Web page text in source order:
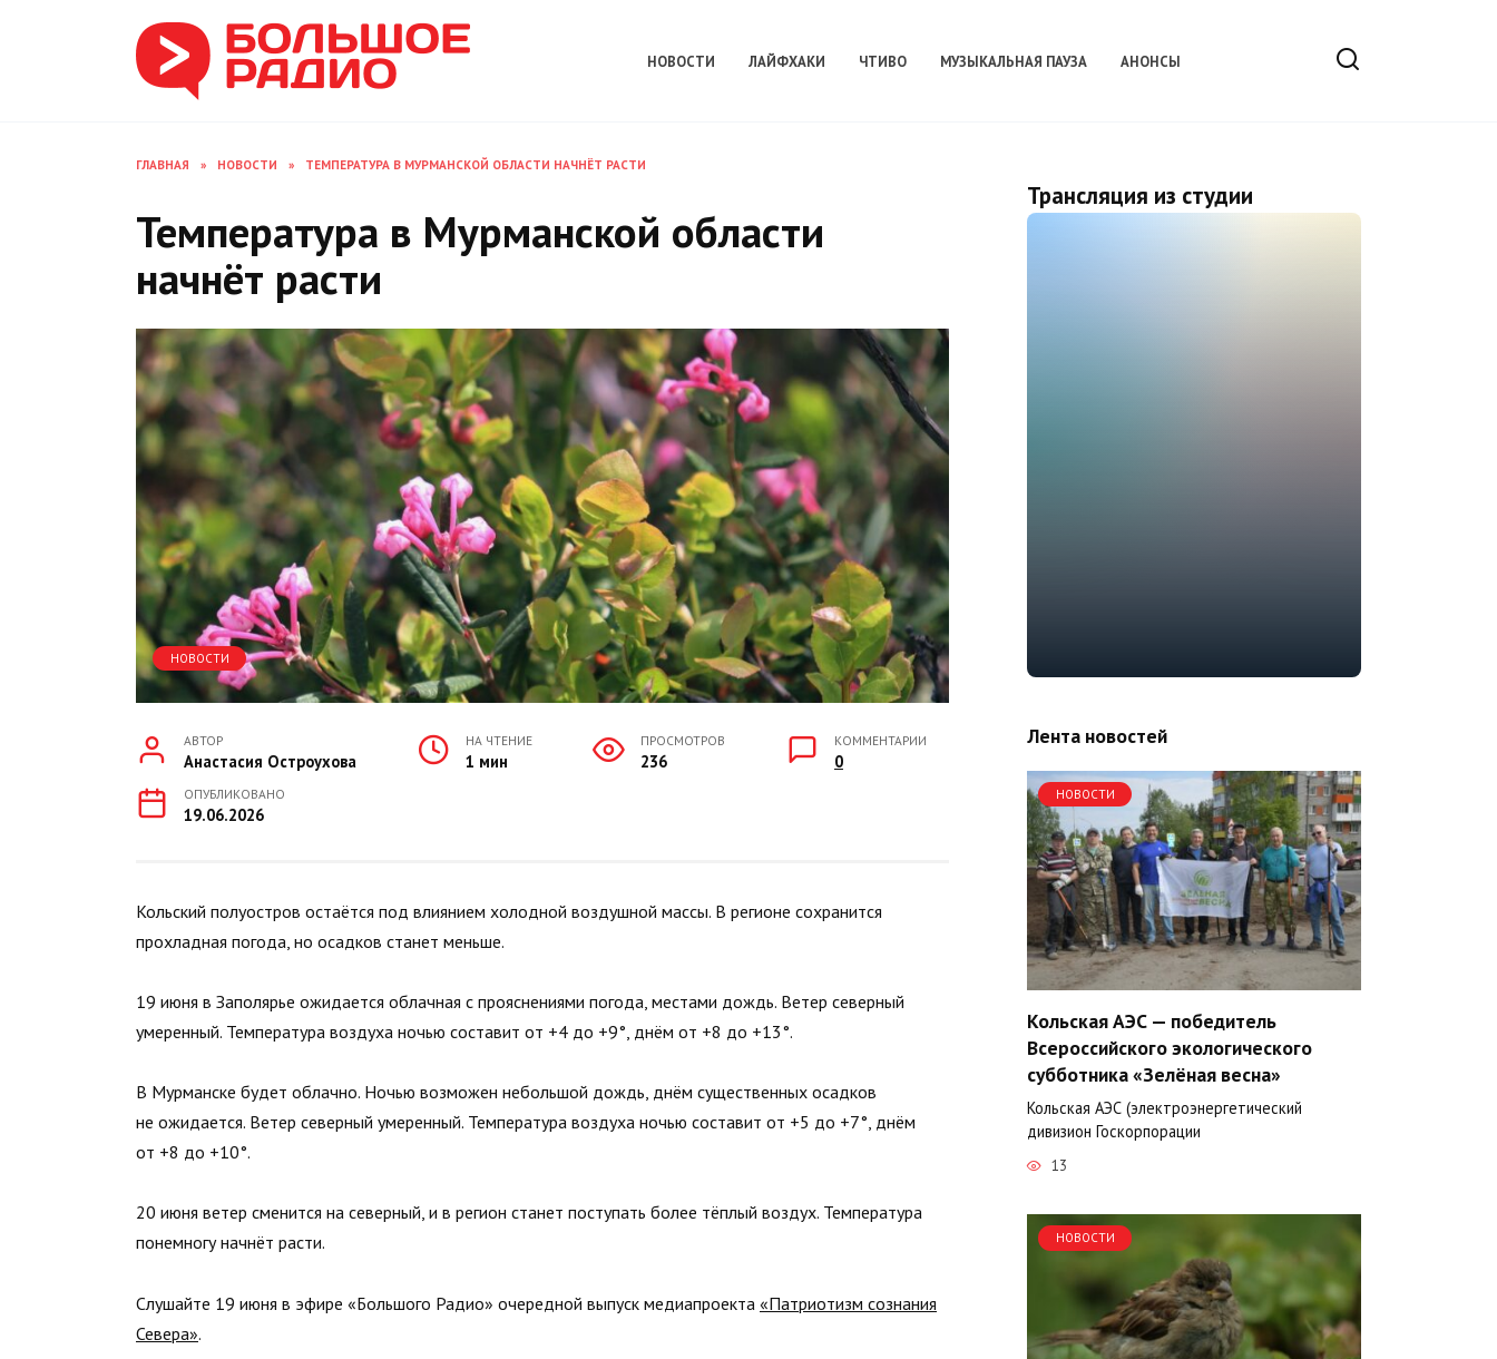
НОВОСТИ ЛАЙФХАКИ ЧТИВО МУЗЫКАЛЬНАЯ ПАУЗА АНОНСЫ
ГЛАВНАЯ » НОВОСТИ » ТЕМПЕРАТУРА В МУРМАНСКОЙ ОБЛАСТИ НАЧНЁТ РАСТИ
Температура в Мурманской области
начнёт расти
НОВОСТИ
АВТОР
Анастасия Остроухова
НА ЧТЕНИЕ
1 мин
ПРОСМОТРОВ
236
КОММЕНТАРИИ
0
ОПУБЛИКОВАНО
19.06.2026
Кольский полуостров остаётся под влиянием холодной воздушной массы. В регионе сохранится
прохладная погода, но осадков станет меньше.
19 июня в Заполярье ожидается облачная с прояснениями погода, местами дождь. Ветер северный
умеренный. Температура воздуха ночью составит от +4 до +9°, днём от +8 до +13°.
В Мурманске будет облачно. Ночью возможен небольшой дождь, днём существенных осадков
не ожидается. Ветер северный умеренный. Температура воздуха ночью составит от +5 до +7°, днём
от +8 до +10°.
20 июня ветер сменится на северный, и в регион станет поступать более тёплый воздух. Температура
понемногу начнёт расти.
Слушайте 19 июня в эфире «Большого Радио» очередной выпуск медиапроекта «Патриотизм сознания
Севера».
Трансляция из студии
Лента новостей
НОВОСТИ
Кольская АЭС — победитель
Всероссийского экологического
субботника «Зелёная весна»
Кольская АЭС (электроэнергетический
дивизион Госкорпорации
13
НОВОСТИ